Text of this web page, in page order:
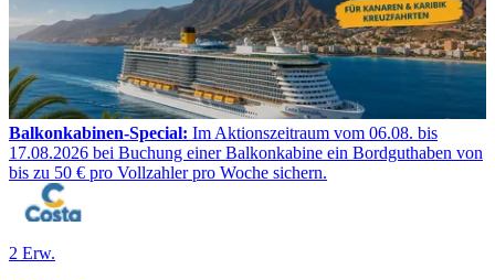
Balkonkabinen-Special: Im Aktionszeitraum vom 06.08. bis
17.08.2026 bei Buchung einer Balkonkabine ein Bordguthaben von
bis zu 50 € pro Vollzahler pro Woche sichern.
2 Erw.